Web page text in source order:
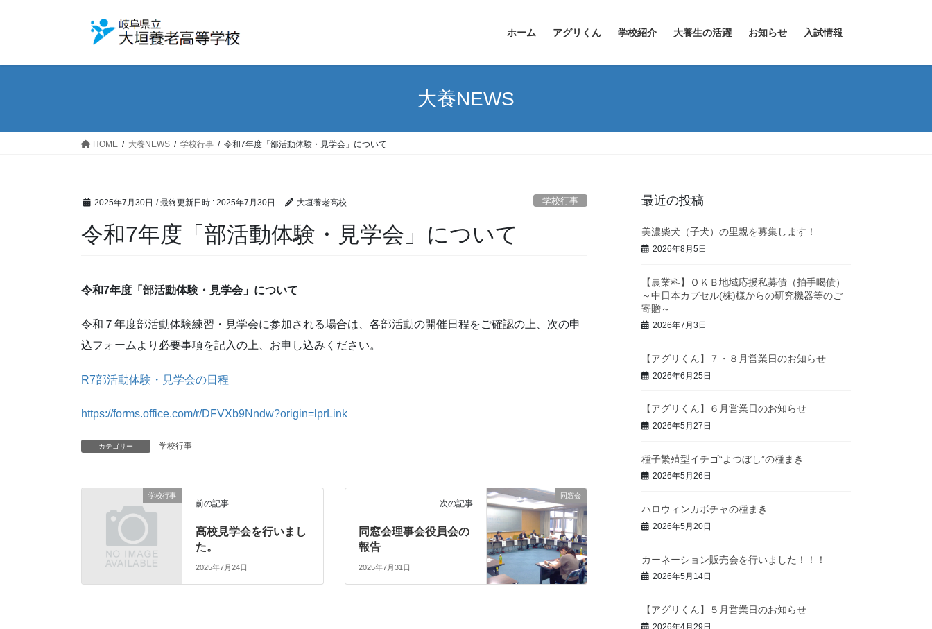
ホーム アグリくん 学校紹介 大養生の活躍 お知らせ 入試情報
大養NEWS
HOME 大養NEWS 学校行事 令和7年度「部活動体験・見学会」について
2025年7月30日 / 最終更新日時 : 2025年7月30日 大垣養老高校 学校行事
令和7年度「部活動体験・見学会」について
令和7年度「部活動体験・見学会」について
令和７年度部活動体験練習・見学会に参加される場合は、各部活動の開催日程をご確認の上、次の申
込フォームより必要事項を記入の上、お申し込みください。
R7部活動体験・見学会の日程
https://forms.office.com/r/DFVXb9Nndw?origin=lprLink
カテゴリー 学校行事
学校行事
前の記事
高校見学会を行いまし
た。
2025年7月24日
同窓会
次の記事
同窓会理事会役員会の
報告
2025年7月31日
最近の投稿
美濃柴犬（子犬）の里親を募集します！
2026年8月5日
【農業科】ＯＫＢ地域応援私募債（拍手喝債）
～中日本カプセル(株)様からの研究機器等のご
寄贈～
2026年7月3日
【アグリくん】７・８月営業日のお知らせ
2026年6月25日
【アグリくん】６月営業日のお知らせ
2026年5月27日
種子繁殖型イチゴ“よつぼし”の種まき
2026年5月26日
ハロウィンカボチャの種まき
2026年5月20日
カーネーション販売会を行いました！！！
2026年5月14日
【アグリくん】５月営業日のお知らせ
2026年4月29日